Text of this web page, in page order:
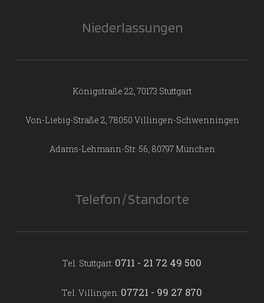
Niederlassungen
Königstraße 22, 70173 Stuttgart
Von-Liebig-Straße 2, 78050 Villingen-Schwenningen
Adams-Lehmann-Str. 56, 80797 München
Telefon / Standorte
Tel. Stuttgart: 0711 - 21 72 49 500
Tel. Villingen: 07721 - 99 27 870